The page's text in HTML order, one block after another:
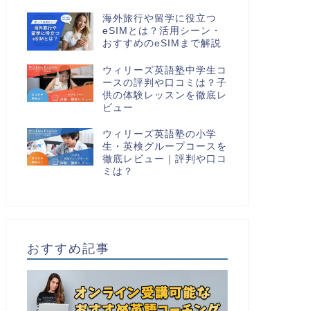
海外旅行や留学に役立つ
eSIMとは？活用シーン・
おすすめのeSIMまで解説
ウィリーズ英語塾中学生コ
ースの評判や口コミは？子
供の体験レッスンを徹底レ
ビュー
ウィリーズ英語塾の小学
生・英検グループコースを
徹底レビュー｜評判や口コ
ミは？
おすすめ記事